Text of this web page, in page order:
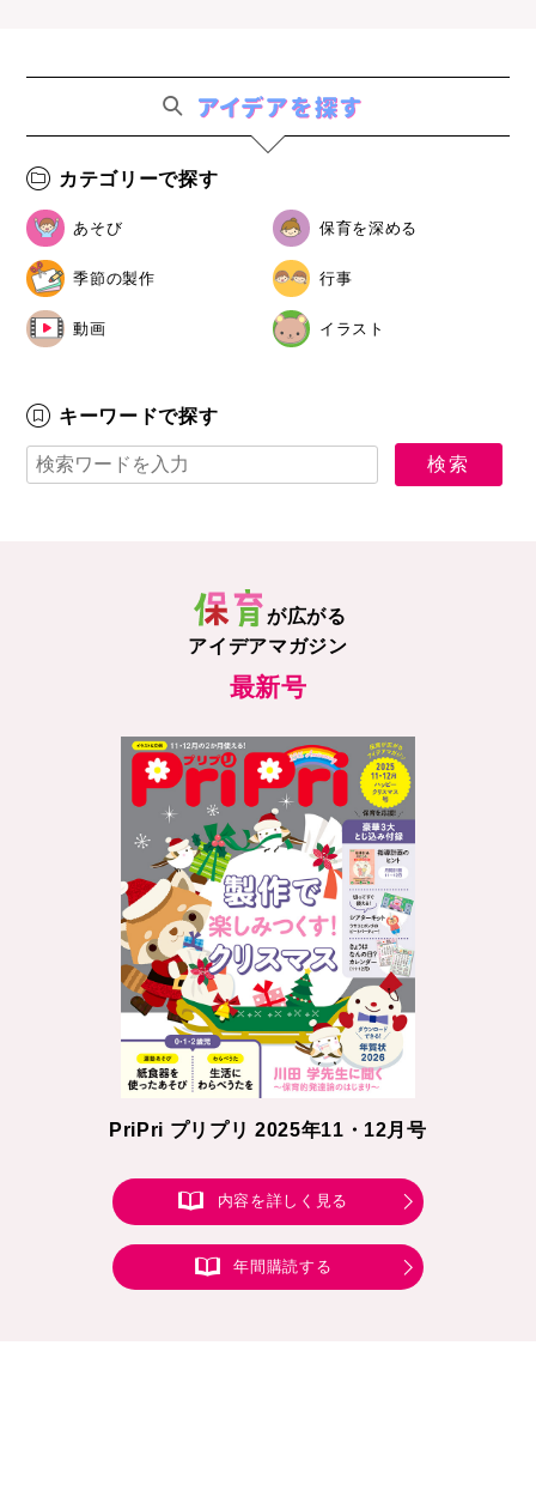
カテゴリーで探す
あそび 保育を深める
季節の製作 行事
動画 イラスト
キーワードで探す
が広がる
アイデアマガジン
最新号
PriPri プリプリ 2025年11・12月号
内容を詳しく見る
年間購読する